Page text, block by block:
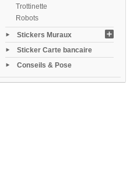
Trottinette
Robots
Stickers Muraux
Sticker Carte bancaire
Conseils & Pose